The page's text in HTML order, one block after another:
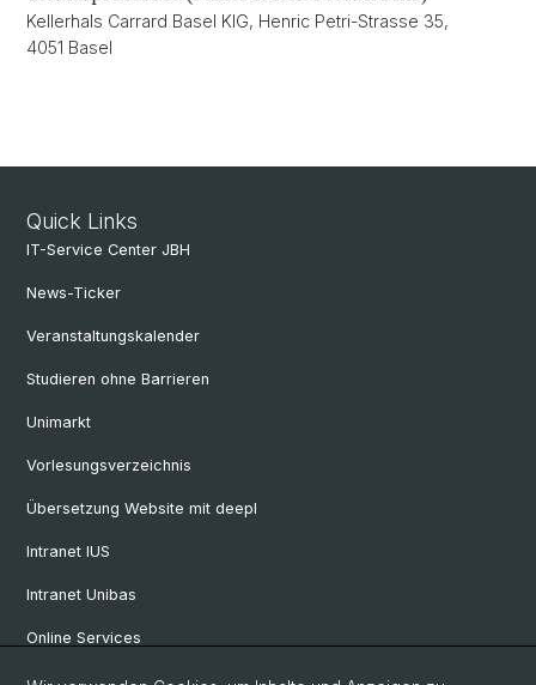
Kellerhals Carrard Basel KlG, Henric Petri-Strasse 35,
4051 Basel
Quick Links
IT-Service Center JBH
News-Ticker
Veranstaltungskalender
Studieren ohne Barrieren
Unimarkt
Vorlesungsverzeichnis
Übersetzung Website mit deepl
Intranet IUS
Intranet Unibas
Online Services